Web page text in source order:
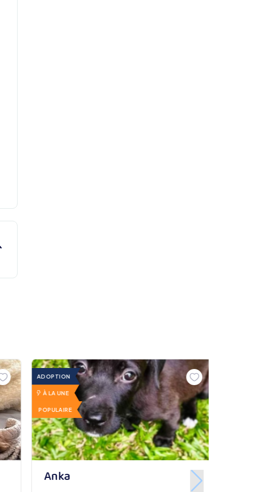
ADOPTION
À LA UNE
POPULAIRE
Anka